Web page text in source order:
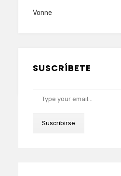
Vonne
SUSCRÍBETE
Suscribirse